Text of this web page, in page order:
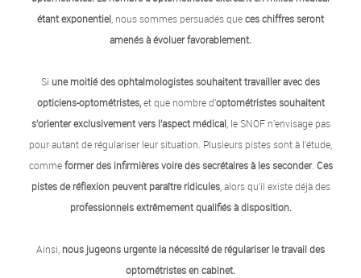
étant exponentiel, nous sommes persuadés queces chiffres seront
amenés à évoluer favorablement.
Si une moitié des ophtalmologistes souhaitent travailler avec des
opticiens-optométristes,et que nombre d’optométristes souhaitent
s’orienter exclusivement vers l’aspect médical, le SNOF n’envisage pas
pour autant de régulariser leur situation. Plusieurs pistes sont à l’étude,
commeformer des infirmières voire des secrétaires à les seconder. Ces
pistes de réflexion peuvent paraître ridicules, alors qu’il existe déjà des
professionnels extrêmement qualifiés à disposition.
Ainsi, nous jugeons urgente la nécessité de régulariser le travail des
optométristes en cabinet.